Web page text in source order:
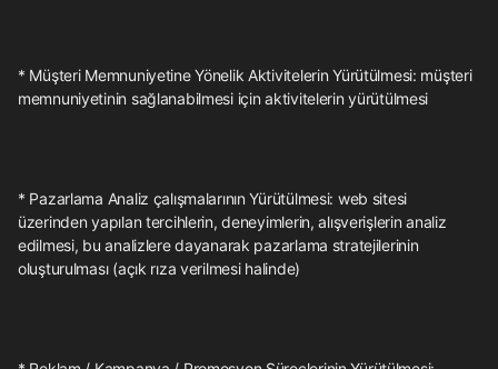
* Müşteri Memnuniyetine Yönelik Aktivitelerin Yürütülmesi: müşteri
memnuniyetinin sağlanabilmesi için aktivitelerin yürütülmesi
* Pazarlama Analiz çalışmalarının Yürütülmesi: web sitesi
üzerinden yapılan tercihlerin, deneyimlerin, alışverişlerin analiz
edilmesi, bu analizlere dayanarak pazarlama stratejilerinin
oluşturulması (açık rıza verilmesi halinde)